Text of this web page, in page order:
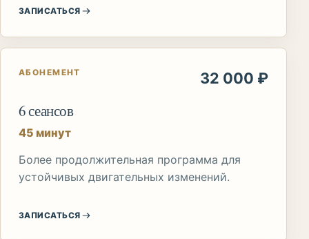
ЗАПИСАТЬСЯ
АБОНЕМЕНТ 32 000 ₽
6 сеансов
45 минут
Более продолжительная программа для
устойчивых двигательных изменений.
ЗАПИСАТЬСЯ